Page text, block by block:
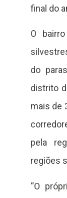
final do
O
do
distrito
mais de
pela
regiões
“O